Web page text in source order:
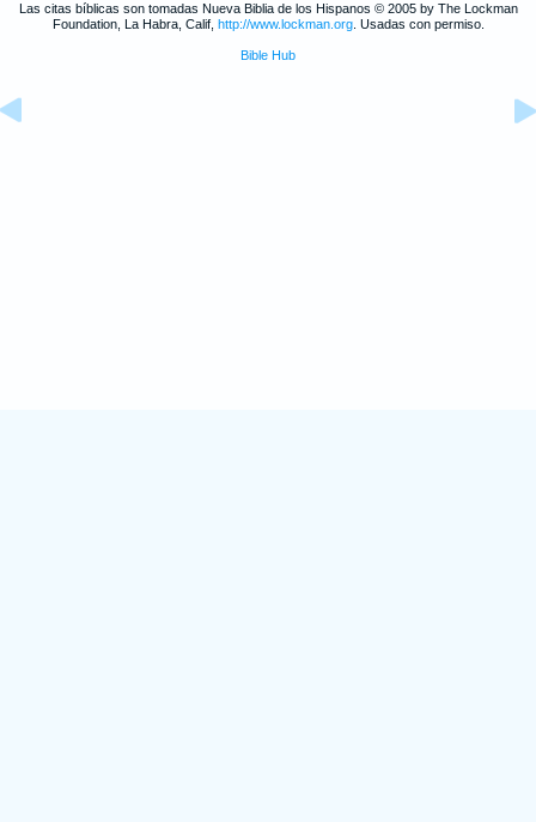
Las citas bíblicas son tomadas Nueva Biblia de los Hispanos © 2005 by The Lockman
Foundation, La Habra, Calif, http://www.lockman.org. Usadas con permiso.
Bible Hub